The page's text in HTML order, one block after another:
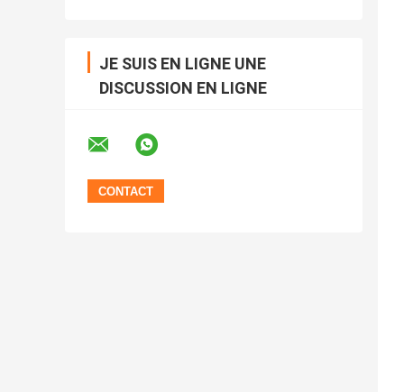
JE SUIS EN LIGNE UNE
DISCUSSION EN LIGNE